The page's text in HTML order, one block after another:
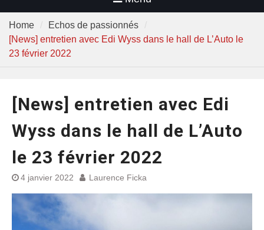
Home
Echos de passionnés
[News] entretien avec Edi Wyss dans le hall de L’Auto le
23 février 2022
[News] entretien avec Edi
Wyss dans le hall de L’Auto
le 23 février 2022
4 janvier 2022 Laurence Ficka